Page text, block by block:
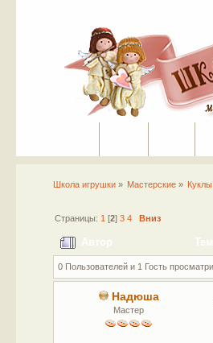
Школа игрушки» Мастерские » Куклы
Страницы: 1 [2] 3 4 Вниз
Автор
0 Пользователей и 1 Гость
Надюша
Мастер